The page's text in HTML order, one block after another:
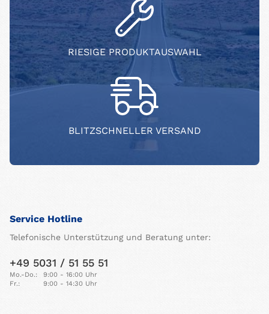
RIESIGE PRODUKTAUSWAHL
BLITZSCHNELLER VERSAND
Service Hotline
Telefonische Unterstützung und Beratung unter:
+49 5031 / 51 55 51
Mo.-Do.:
9:00 - 16:00 Uhr
Fr.:
9:00 - 14:30 Uhr